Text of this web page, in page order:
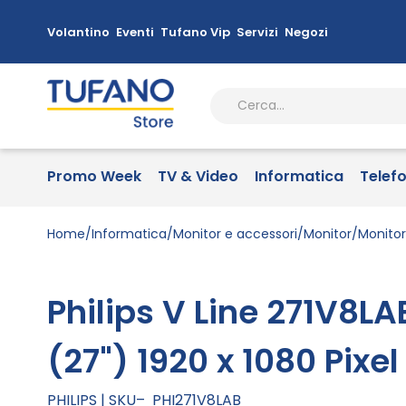
Volantino Eventi Tufano Vip Servizi Negozi
Promo Week TV & Video Informatica
Home Informatica Monitor e accessori Monitor
Philips V Line
(27") 1920 x 1080
PHILIPS SKU PHI271V8LAB